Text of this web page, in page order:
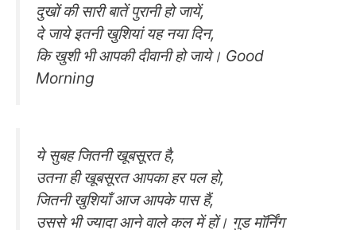
दुखों की सारी बातें पुरानी हो जायें,
दे जाये इतनी खुशियां यह नया दिन,
कि खुशी भी आपकी दीवानी हो जाये। Good
Morning
ये सुबह जितनी खूबसूरत है,
उतना ही खूबसूरत आपका हर पल हो,
जितनी खुशियाँ आज आपके पास हैं,
उससे भी ज्यादा आने वाले कल में हों। गुड मॉर्निंग